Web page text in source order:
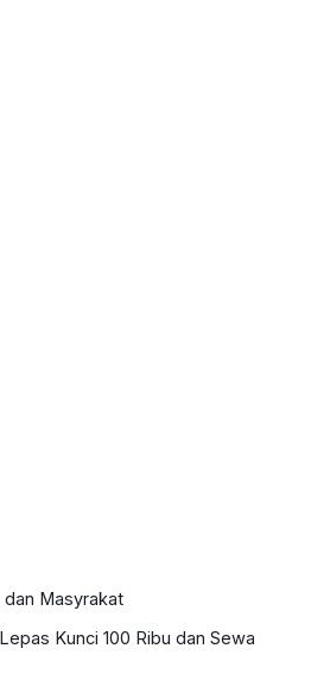
dan Masyrakat
Kunci 100 Ribu dan Sewa